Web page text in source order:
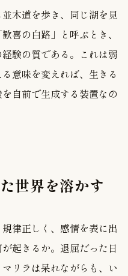
木道を歩き、同じ湖を見
喜の白路」と呼ぶとき、
験の質である。これは弱
意味を変えれば、生きる
自前で生成する装置なの
世界を溶かす
律正しく、感情を表に出
起きるか。退屈だった日
リラは呆れながらも、い